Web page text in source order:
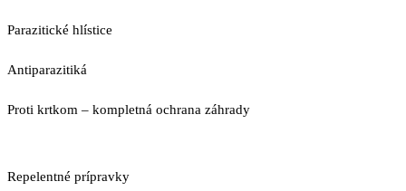
Parazitické hlístice
Antiparazitiká
Proti krtkom – kompletná ochrana záhrady
Repelentné prípravky